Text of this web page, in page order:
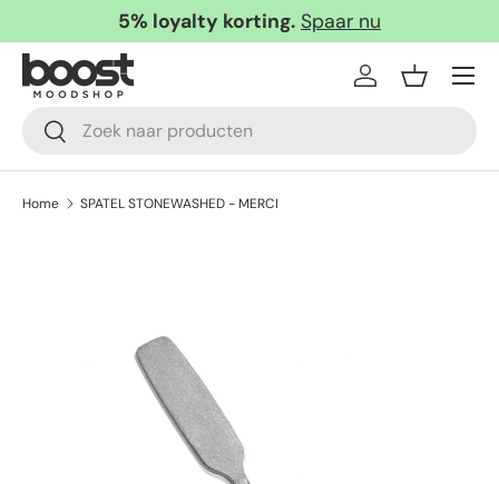
Ga naar inhoud
5% loyalty korting. Spaar nu
Zoeken
Zoeken
InloggenMandje
Menu
Home SPATEL STONEWASHED - MERCI